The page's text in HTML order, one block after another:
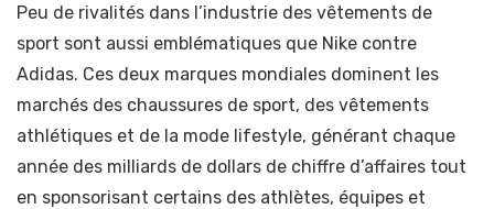
Peu de rivalités dans l’industrie des vêtements de
sport sont aussi emblématiques que Nike contre
Adidas. Ces deux marques mondiales dominent les
marchés des chaussures de sport, des vêtements
athlétiques et de la mode lifestyle, générant chaque
année des milliards de dollars de chiffre d’affaires tout
en sponsorisant certains des athlètes, équipes et